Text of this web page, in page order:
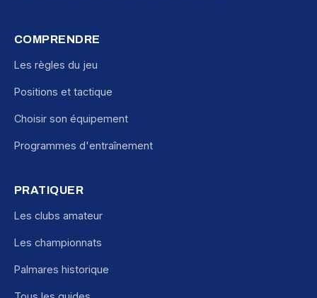
COMPRENDRE
Les règles du jeu
Positions et tactique
Choisir son équipement
Programmes d'entraînement
PRATIQUER
Les clubs amateur
Les championnats
Palmares historique